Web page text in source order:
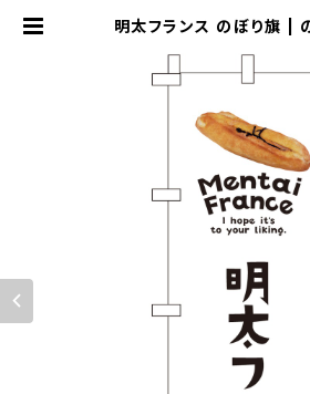
明太フランス のぼり旗 |